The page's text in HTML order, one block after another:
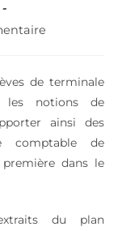
de terminale
les notions de
ainsi des
comptable de
dans le
du plan